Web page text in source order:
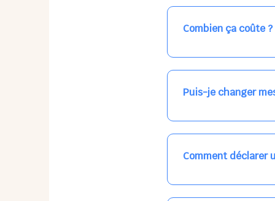
les places disponibles
Combien ça coûte ?
Votre accueil est
habituel. N'hésitez
Puis-je changer
Dans votre profil
email, par SMS, par
Comment déclarer
Signalez une absence
ou